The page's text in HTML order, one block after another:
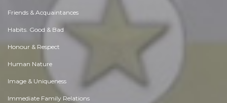
Friends & Acquaintances
Habits. Good & Bad
Honour & Respect
Human Nature
Image & Uniqueness
Immediate Family Relations